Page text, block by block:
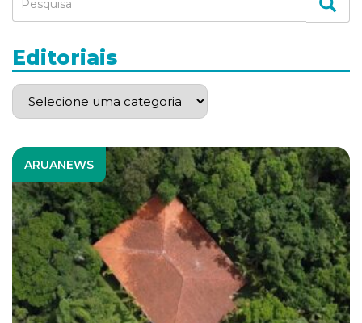
ARUANEWS
Editoriais